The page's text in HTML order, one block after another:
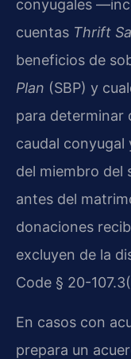
conyugales
cuentas Thrift
beneficios de
Plan (SBP) y
para determinar
caudal conyugal
del miembro del
antes del
donaciones
excluyen de la
Code § 20-
En casos con
prepara un